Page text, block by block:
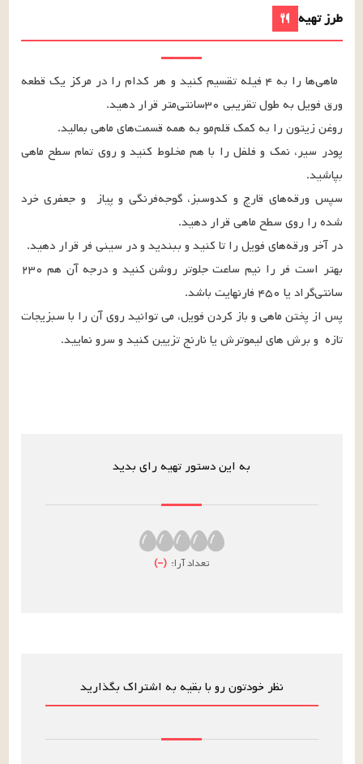
طرز تهیه
تازه  و برش های لیموترش یا نارنج تزیین کنید و سرو نمایید.
به این دستور تهیه رای بدید
تعداد آرا: (
–
)
نظر خودتون رو با بقیه به اشتراک بگذارید